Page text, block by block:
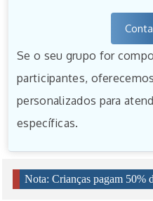
Se o seu grupo for
participantes,
personalizados para
específicas.
Nota: Crianças pagam 50%